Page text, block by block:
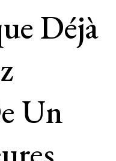
Déjà
Un